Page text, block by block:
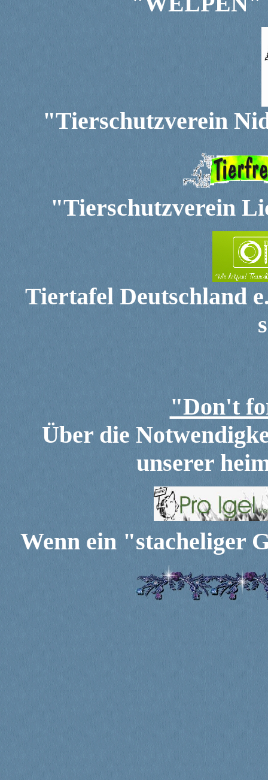
"Tierschutzverein
"Tierschutzverein
Tiertafel Deutschland
"Don't
Über die
unserer
Wenn ein "stacheliger